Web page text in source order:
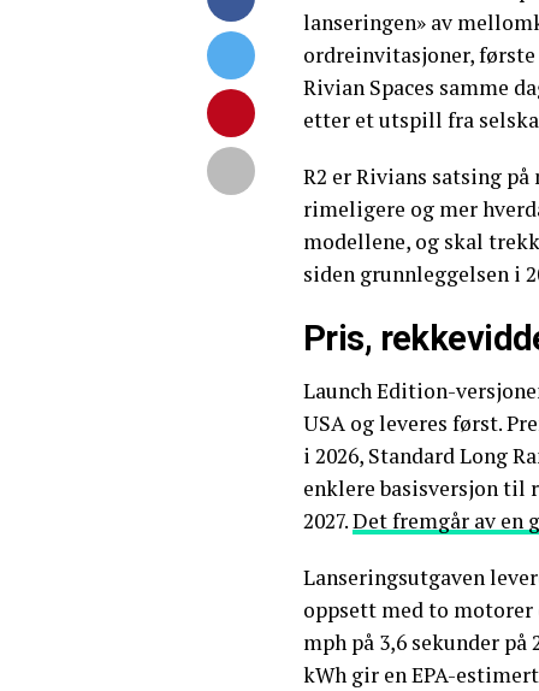
lanseringen» av
ordreinvitasjoner,
Rivian Spaces samme
etter et utspill fra
R2 er Rivians satsing
rimeligere og mer
modellene, og skal
siden grunnleggelsen i
Pris,
Launch Edition-
USA og leveres først.
i 2026, Standard Long
enklere basisversjon til
2027.Det fremgår av en
Lanseringsutgaven
oppsett med to
mph på 3,6 sekunder
kWh gir en EPA-